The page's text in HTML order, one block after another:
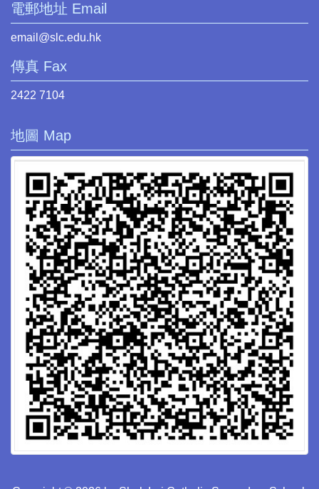
電郵地址 Email
email@slc.edu.hk
傳真 Fax
2422 7104
地圖 Map